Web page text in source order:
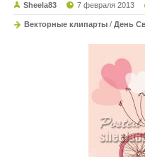
Sheela83 7 февраля 2013
Векторные клипарты / День